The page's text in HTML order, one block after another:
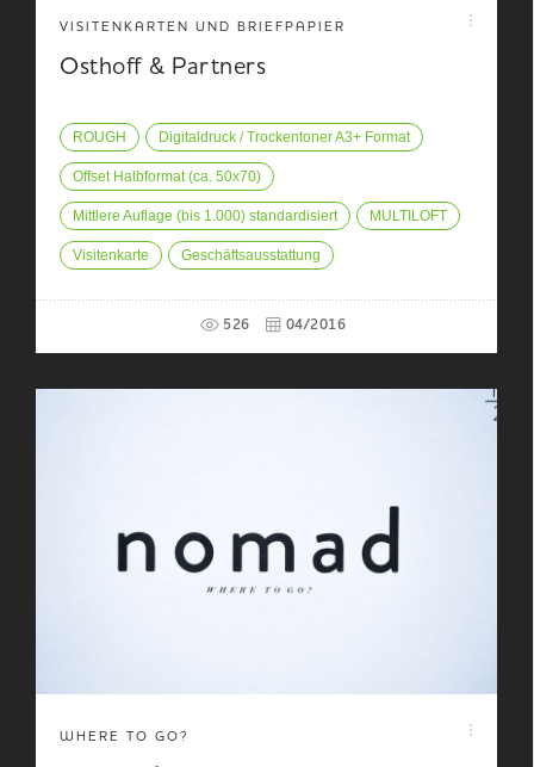
VISITENKARTEN UND BRIEFPAPIER
Osthoff & Partners
ROUGH Digitaldruck / Trockentoner A3+ Format
Offset Halbformat (ca. 50x70)
Mittlere Auflage (bis 1.000) standardisiert MULTILOFT
Visitenkarte Geschäftsausstattung
526 04/2016
WHERE TO GO?